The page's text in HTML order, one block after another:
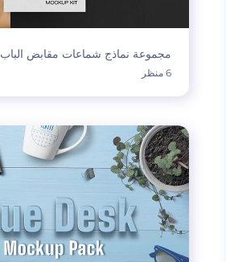
مجموعة نماذج شماعات مقابض الباب
6 منظر